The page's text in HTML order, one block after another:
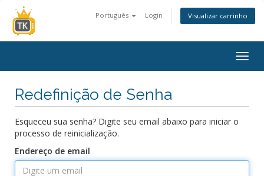
Português Login Visualizar carrinho
Redefinição de Senha
Esqueceu sua senha? Digite seu email abaixo para iniciar o
processo de reinicialização.
Endereço de email